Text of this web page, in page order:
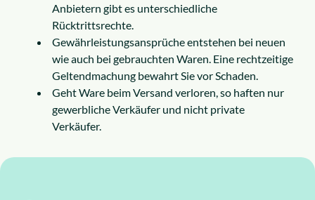
Service
So funktioniert es
Kosten
Standorte
Anbietern gibt es unterschiedliche
Rücktrittsrechte.
Gewährleistungsansprüche entstehen bei neuen
wie auch bei gebrauchten Waren. Eine rechtzeitige
Geltendmachung bewahrt Sie vor Schaden.
Geht Ware beim Versand verloren, so haften nur
gewerbliche Verkäufer und nicht private
Verkäufer.